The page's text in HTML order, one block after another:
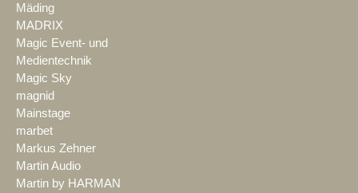
Mäding
MADRIX
Magic Event- und
Medientechnik
Magic Sky
magnid
Mainstage
marbet
Markus Zehner
Martin Audio
Martin by HARMAN